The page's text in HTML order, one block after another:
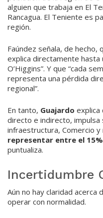
alguien que trabaja en El
Rancagua. El Teniente es
región.
Faúndez señala, de hecho,
explica directamente hasta
O’Higgins”. Y que “cada
representa una pérdida
regional”.
En tanto, Guajardo explica
directo e indirecto,
infraestructura, Comercio y
representar entre el
puntualiza.
Incertidumbre
Aún no hay claridad acerca
operar con normalidad.